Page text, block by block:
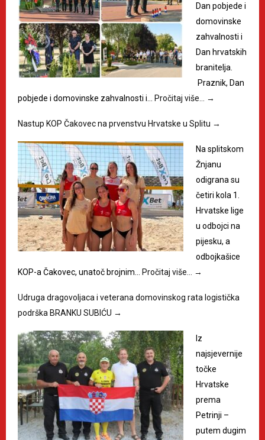
Dan pobjede i
domovinske
zahvalnosti i
Dan hrvatskih
branitelja.
Praznik, Dan
pobjede i domovinske zahvalnosti i…
Pročitaj više… →
Nastup KOP Čakovec na prvenstvu Hrvatske u Splitu →
Na splitskom
Žnjanu
odigrana su
četiri kola 1.
Hrvatske lige
u odbojci na
pijesku, a
odbojkašice
KOP-a Čakovec, unatoč brojnim…
Pročitaj više… →
Udruga dragovoljaca i veterana domovinskog rata logistička
podrška BRANKU SUBIĆU →
Iz
najsjevernije
točke
Hrvatske
prema
Petrinji –
putem dugim